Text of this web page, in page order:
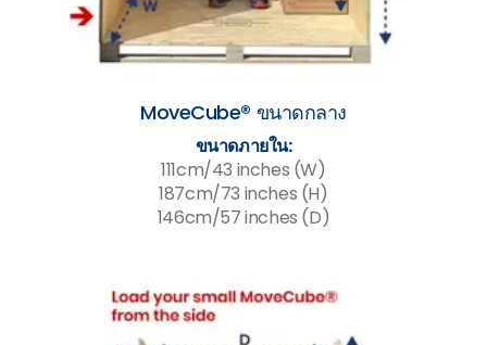
MoveCube® ขนาดกลาง
ขนาดภายใน:
111cm/43 inches (W)
187cm/73 inches (H)
146cm/57 inches (D)